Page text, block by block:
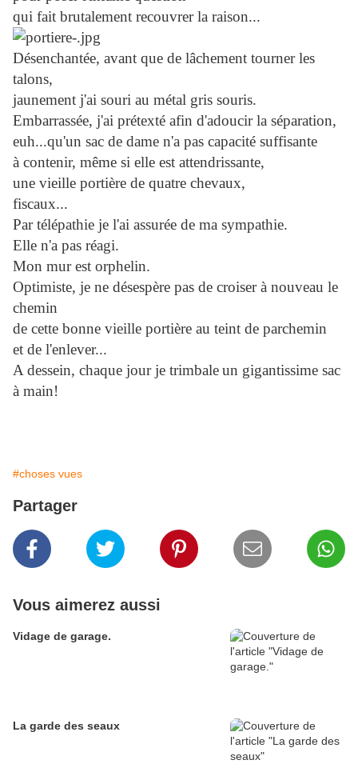
qui fait brutalement recouvrer la raison...
Désenchantée, avant que de lâchement tourner les
talons,
jaunement j'ai souri au métal gris souris.
Embarrassée, j'ai prétexté afin d'adoucir la séparation,
euh...qu'un sac de dame n'a pas capacité suffisante
à contenir, même si elle est attendrissante,
une vieille portière de quatre chevaux,
fiscaux...
Par télépathie je l'ai assurée de ma sympathie.
Elle n'a pas réagi.
Mon mur est orphelin.
Optimiste, je ne désespère pas de croiser à nouveau le
chemin
de cette bonne vieille portière au teint de parchemin
et de l'enlever...
A dessein, chaque jour je trimbaleun gigantissime sac
à main!
#choses vues
Partager
Vous aimerez aussi
Vidage de garage.
La garde des seaux